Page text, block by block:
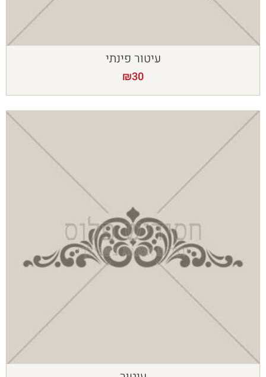
עיטור פינתי
₪30